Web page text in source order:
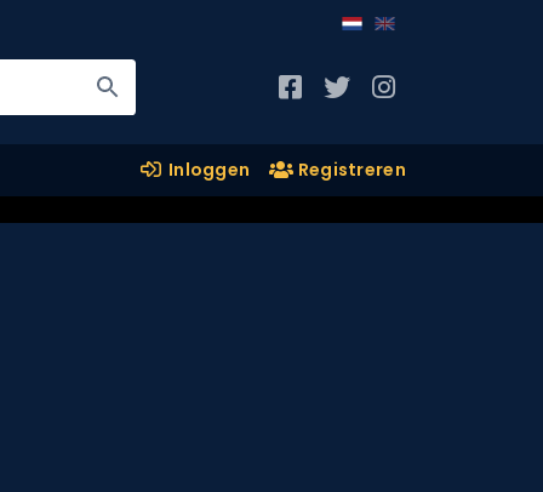
Inloggen Registreren